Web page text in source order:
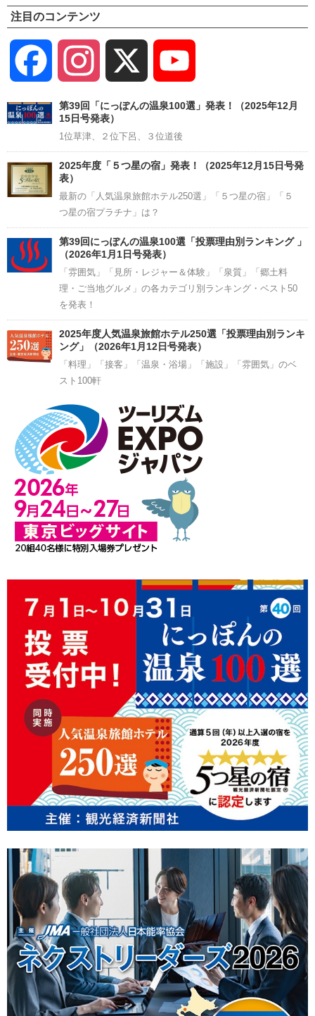
注目のコンテンツ
Facebook Instagram
Channel
第39回「にっぽんの温泉100選」発表！（2025年12月
15日号発表）
1位草津、２位下呂、３位道後
2025年度「５つ星の宿」発表！（2025年12月15日号発
表）
最新の「人気温泉旅館ホテル250選」「５つ星の宿」「５
つ星の宿プラチナ」は？
第39回にっぽんの温泉100選「投票理由別ランキング 」
（2026年1月1日号発表）
「雰囲気」「見所・レジャー＆体験」「泉質」「郷土料
理・ご当地グルメ」の各カテゴリ別ランキング・ベスト50
を発表！
2025年度人気温泉旅館ホテル250選「投票理由別ランキ
ング」（2026年1月12日号発表）
「料理」「接客」「温泉・浴場」「施設」「雰囲気」のベ
スト100軒